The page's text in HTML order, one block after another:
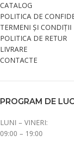
CATALOG
POLITICA DE
TERMENI ȘI CONDIȚII
POLITICA DE RETUR
LIVRARE
CONTACTE
PROGRAM DE
LUNI – VINERI:
09:00 – 19:00